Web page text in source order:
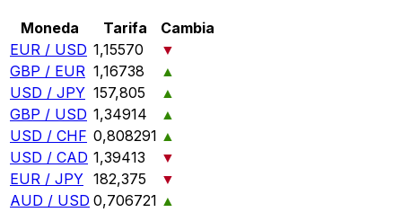
Moneda Tarifa
Cambia
EUR / USD 1,15570
▼
GBP / EUR 1,16738
▲
USD / JPY 157,805
▲
GBP / USD 1,34914
▲
USD / CHF 0,808291 ▲
USD / CAD 1,39413
▼
EUR / JPY 182,375
▼
AUD / USD 0,706721 ▲